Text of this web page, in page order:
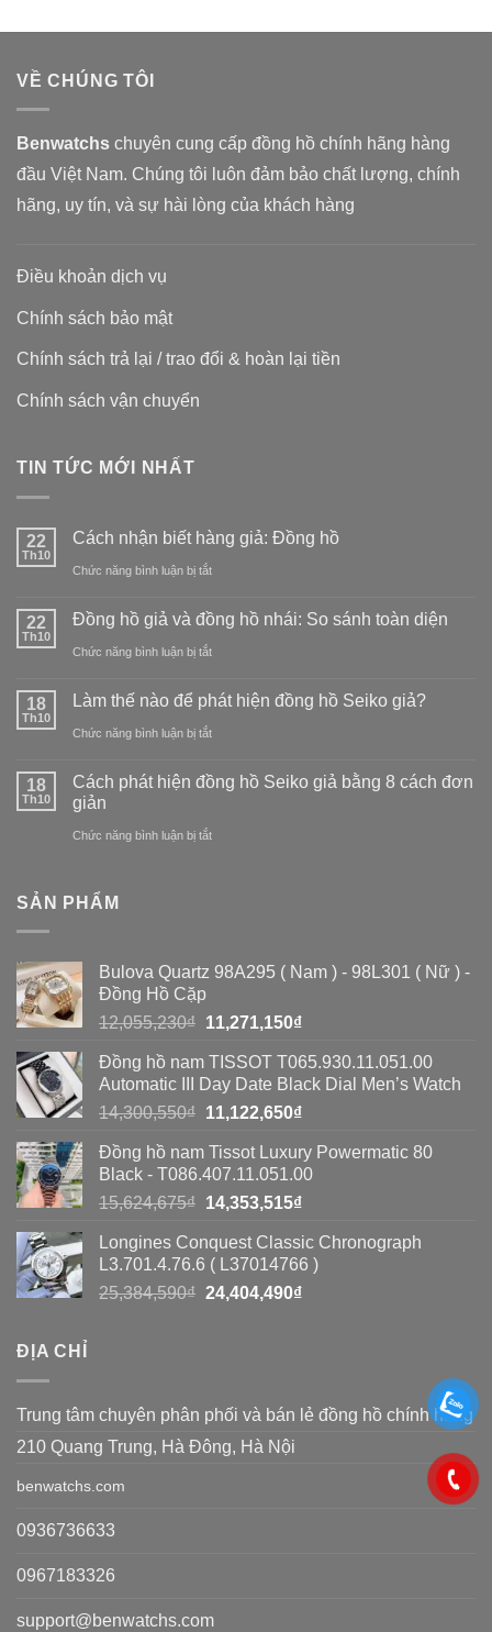
VỀ CHÚNG TÔI
Benwatchs chuyên cung cấp đồng hồ chính hãng hàng
đầu Việt Nam. Chúng tôi luôn đảm bảo chất lượng, chính
hãng, uy tín, và sự hài lòng của khách hàng
Điều khoản dịch vụ
Chính sách bảo mật
Chính sách trả lại / trao đổi & hoàn lại tiền
Chính sách vận chuyển
TIN TỨC MỚI NHẤT
22
Th10
Cách nhận biết hàng giả: Đồng hồ
Chức năng bình luận bị tắtở
nhận
hàng
hồ
22
Th10
Đồng hồ giả và đồng hồ nhái: So sánh toàn diện
Chức năng bình luận bị tắtở
và
hồ
18
Th10
Làm thế nào để phát hiện đồng hồ Seiko giả?
Chức năng bình luận bị tắtở
thế
hồ
18
Th10
Cách phát hiện đồng hồ Seiko giả bằng 8 cách đơn
giản
Chức năng bình luận bị tắtở
Seiko
bằng
8
đơn
giản
SẢN PHẨM
Bulova Quartz 98A295 ( Nam ) - 98L301 ( Nữ ) -
Đồng Hồ Cặp
12,055,230₫ Giá
là:
12,055,230₫.
11,271,150₫Giá
tại
là:
11,271,150₫.
Đồng hồ nam TISSOT T065.930.11.051.00
Automatic III Day Date Black Dial Men’s Watch
14,300,550₫ Giá
là:
14,300,550₫.
11,122,650₫Giá
tại
là:
11,122,650₫.
Đồng hồ nam Tissot Luxury Powermatic 80
Black - T086.407.11.051.00
15,624,675₫ Giá
là:
15,624,675₫.
14,353,515₫Giá
tại
là:
14,353,515₫.
Longines Conquest Classic Chronograph
L3.701.4.76.6 ( L37014766 )
25,384,590₫ Giá
24,404,490₫Giá
ĐỊA CHỈ
Trung tâm chuyên phân phối và bán lẻ đồng hồ chính hãng
210 Quang Trung, Hà Đông, Hà Nội
benwatchs.com
0936736633
0967183326
support@benwatchs.com